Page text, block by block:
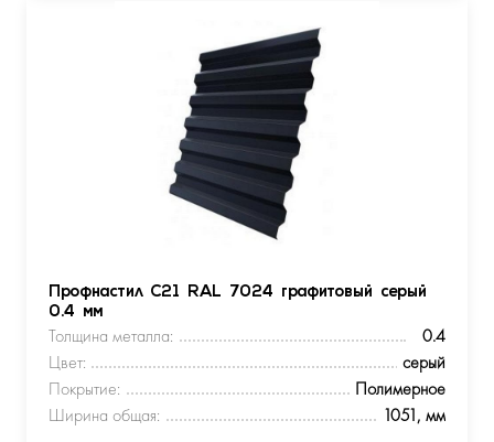
Профнастил С21 RAL 7024 графитовый серый
0.4 мм
Толщина металла:
0.4
Цвет:
серый
Покрытие:
Полимерное
Ширина общая:
1051, мм